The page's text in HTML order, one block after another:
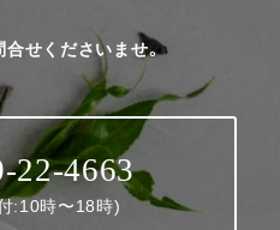
合せくださいませ。
22-4663
:10時〜18時)